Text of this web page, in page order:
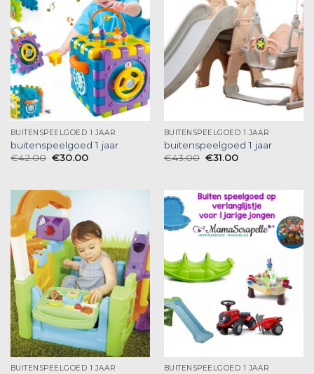
BUITENSPEELGOED 1 JAAR
buitenspeelgoed 1 jaar
€42.00 €30.00
BUITENSPEELGOED 1 JAAR
buitenspeelgoed 1 jaar
€43.00 €31.00
BUITENSPEELGOED 1 JAAR BUITENSPEELGOED 1 JAAR